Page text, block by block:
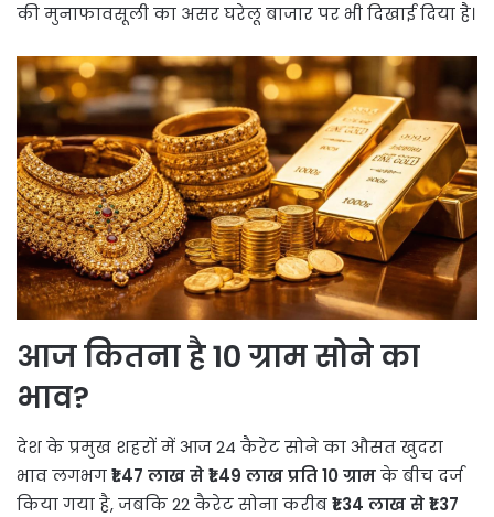
की मुनाफावसूली का असर घरेलू बाजार पर भी दिखाई दिया है।
आज कितना है 10 ग्राम सोने का
भाव?
देश के प्रमुख शहरों में आज 24 कैरेट सोने का औसत खुदरा
भाव लगभग₹1.47 लाख से ₹1.49 लाख प्रति 10 ग्रामके बीच दर्ज
किया गया है, जबकि 22 कैरेट सोना करीब₹1.34 लाख से ₹1.37